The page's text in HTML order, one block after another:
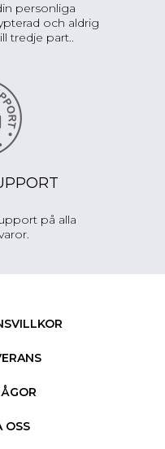
personliga
och aldrig
tredje part..
på alla
OSS